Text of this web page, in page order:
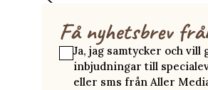
Få nyhetsbrev
Ja, jag samtycker och
inbjudningar till
eller sms från Aller